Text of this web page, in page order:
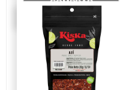
COMPRAR